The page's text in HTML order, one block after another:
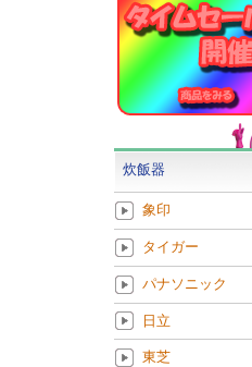
炊飯器
象印
タイガー
パナソニック
日立
東芝